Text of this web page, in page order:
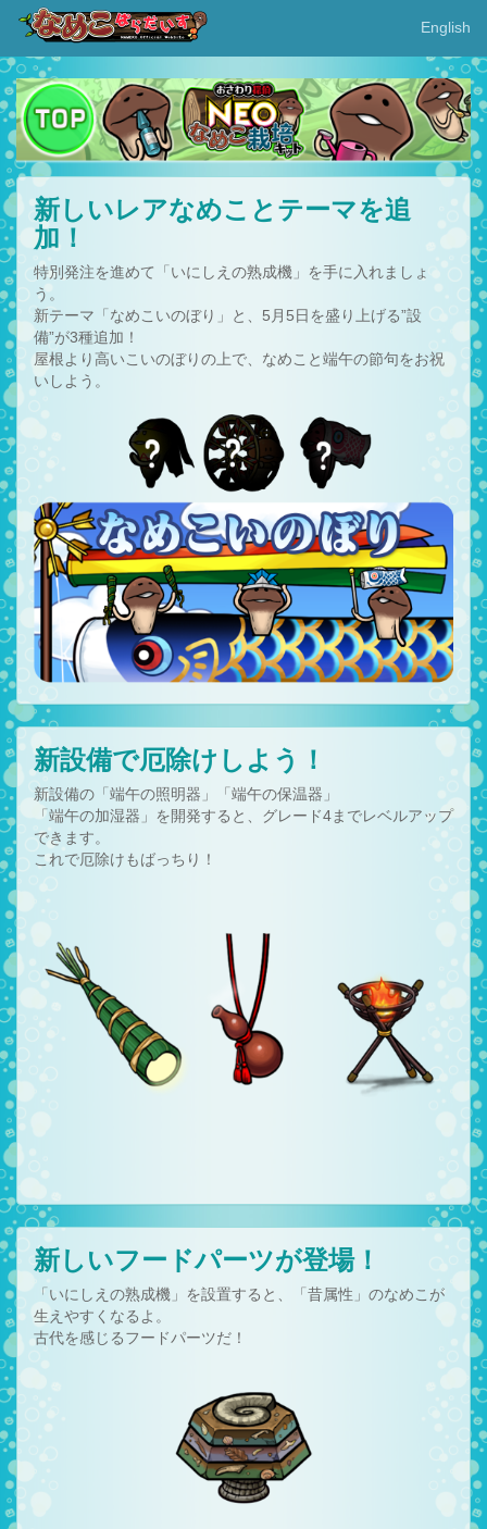
English
新しいレアなめことテーマを追
加！
特別発注を進めて「いにしえの熟成機」を手に入れましょ
う。
新テーマ「なめこいのぼり」と、5月5日を盛り上げる”設
備”が3種追加！
屋根より高いこいのぼりの上で、なめこと端午の節句をお祝
いしよう。
新設備で厄除けしよう！
新設備の「端午の照明器」「端午の保温器」
「端午の加湿器」を開発すると、グレード4までレベルアップ
できます。
これで厄除けもばっちり！
新しいフードパーツが登場！
「いにしえの熟成機」を設置すると、「昔属性」のなめこが
生えやすくなるよ。
古代を感じるフードパーツだ！